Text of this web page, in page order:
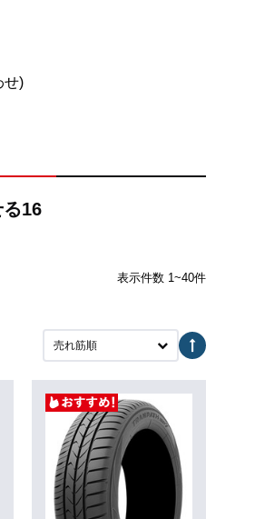
せ)
16
表示件数 1~40件
売れ筋順